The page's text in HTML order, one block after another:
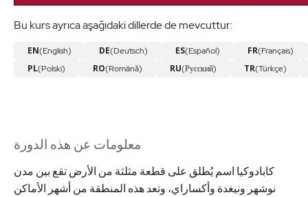
Bu kurs ayrıca aşağıdaki dillerde de mevcuttur:
EN(English) DE(Deutsch) ES(Español) FR(Français)
PL(Polski) RO(Română) RU(Русский) TR(Türkçe)
معلومات عن هذه الدورة
كابادوكيا اسم يُطلق على قطعة مثلثة من الأرض تقع بين مدن
نوشهر ونيغدة وأكساراي، وتعد هذه المنطقة من أشهر الأماكن